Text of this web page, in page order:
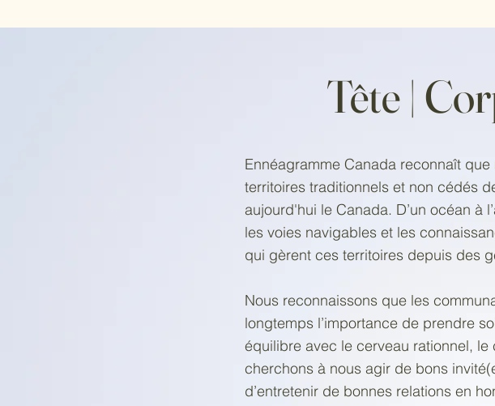
Tête |
Ennéagramme Canada reconnaît
territoires traditionnels et non cédés
aujourd'hui le Canada. D’un océan à
les voies navigables et les
qui gèrent ces territoires depuis des
Nous reconnaissons que les
longtemps l’importance de prendre
équilibre avec le cerveau rationnel,
cherchons à nous agir de bons
d’entretenir de bonnes relations en